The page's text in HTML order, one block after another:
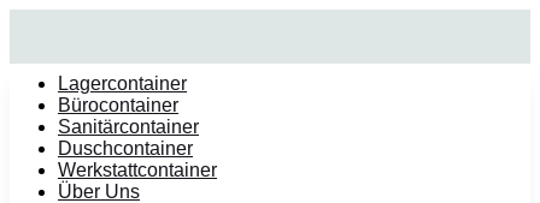
Lagercontainer
Bürocontainer
Sanitärcontainer
Duschcontainer
Werkstattcontainer
Über Uns